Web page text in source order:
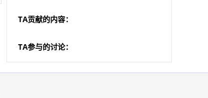
TA贡献的内容：
TA参与的讨论：